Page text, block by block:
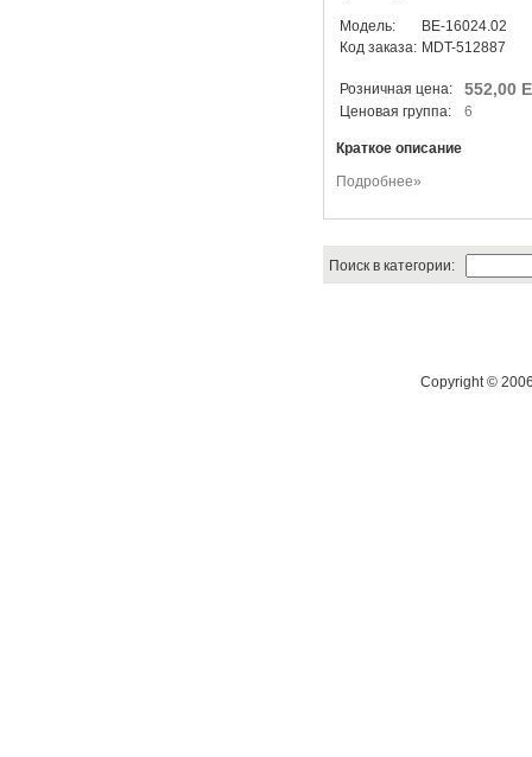
Модель:
BE-16024.02
Код заказа: MDT-512887
Розничная цена: 552,00
Ценовая группа: 6
Краткое описание
Подробнее»
Поиск в категории:
Copyright ©